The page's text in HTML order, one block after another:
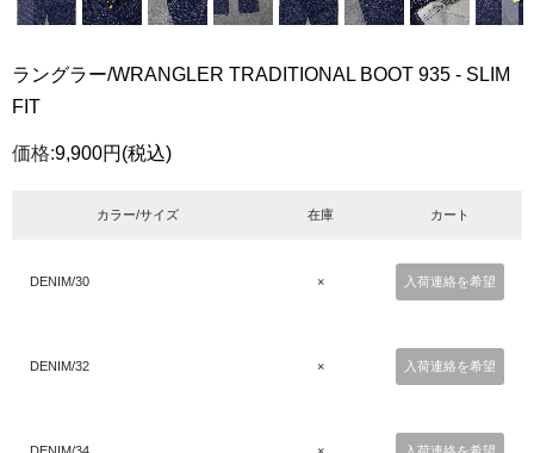
ラングラー/WRANGLER TRADITIONAL BOOT 935 - SLIM
FIT
価格:9,900円 (税込)
カラー/サイズ 在庫 カート
DENIM/30 × 入荷連絡を希望
DENIM/32 × 入荷連絡を希望